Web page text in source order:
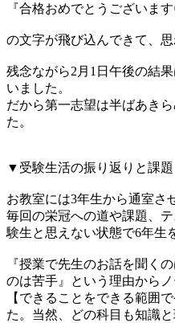
『合格おめでとうございます
の文字が飛び込んできて、思
残念ながら2月1日午後の結
いました。
だから第一志望は半ばあき
た。
▼受験生活の振り返りと課題
お教室には3年生から通室さ
毎回の栄冠への道や課題、
験生と思えない状態で6年生
『授業で先生のお話を聞く
のは苦手』という理由から
【できることをできる範囲
た。当然、どの科目も知識